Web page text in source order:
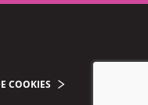
COOKIES